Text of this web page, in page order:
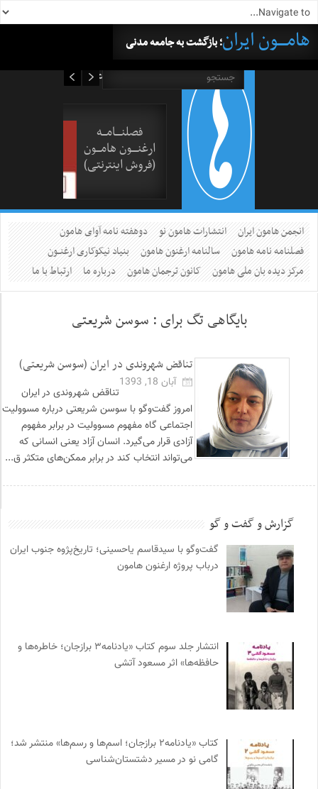
هامــــون ایران؛ بازگشت به جامعه مدنی
فصلنــــامـــه
ارغنــــون هامـــون
(فروش اینترنتی)
انجمن هامون ایران انتشارات هامون نو
دوهفته نامه آوای هامون
فصلنامه نامه هامون
سالنامه ارغنون هامون
بنیاد نیکوکاری ارغنــون
مرکز دیده بان ملی هامون
کانون ترجمان هامون درباره ما ارتباط با ما
بایگاهی تگ برای : سوسن شریعتی
تناقض شهروندی در ایران (سوسن شریعتی)
آبان 18, 1393
تناقض شهروندی در ایران
امروز گفت‌وگو با سوسن شریعتی درباره مسوولیت
اجتماعی گاه مفهوم مسوولیت در برابر مفهوم
آزادی قرار می‌گیرد. انسان آزاد یعنی انسانی که
می‌تواند انتخاب کند در برابر ممکن‌های متکثر ق...
گزارش و گفت و گو
گفت‌وگو با سیدقاسم یاحسینی؛ تاریخ‌پژوه جنوب ایران
درباب پروژه ارغنون هامون
انتشار جلد سوم کتاب «یادنامه۳ برازجان؛ خاطره‌ها و
حافظه‌ها» اثر مسعود آتشی
کتاب «یادنامه۲ برازجان؛ اسم‌ها و رسم‌ها» منتشر شد؛
گامی نو در مسیر دشتستان‌شناسی